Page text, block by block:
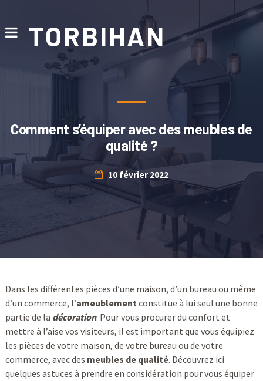
TORBIHAN
Comment s’équiper avec des meubles de
qualité ?
10 février 2022
Dans les différentes pièces d’une maison, d’un bureau ou même
d’un commerce, l’ameublementconstitue à lui seul une bonne
partie de la décoration. Pour vous procurer du confort et
mettre à l’aise vos visiteurs, il est important que vous équipiez
les pièces de votre maison, de votre bureau ou de votre
commerce, avec des meubles de qualité. Découvrez ici
quelques astuces à prendre en considération pour vous équiper